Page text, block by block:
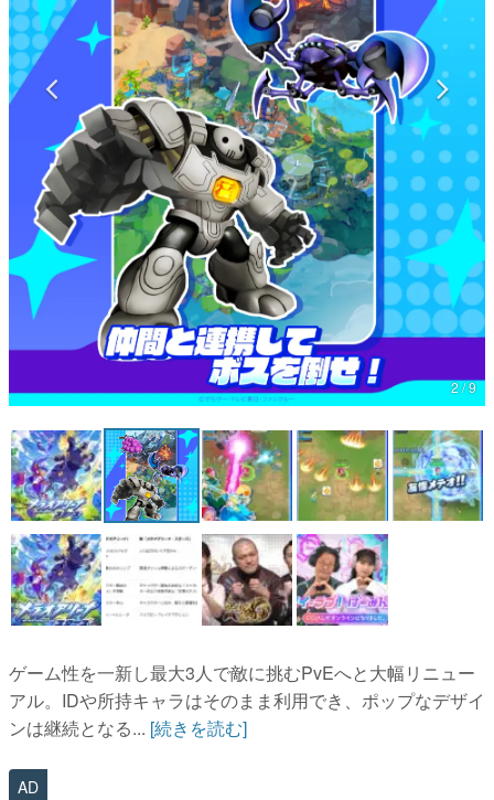
マンガ
アプリレビュー
その他
電ファミニコゲーマーとは？
運営：株式会社マレ
2 / 9
ゲーム性を一新し最大3人で敵に挑むPvEへと大幅リニュー
アル。IDや所持キャラはそのまま利用でき、ポップなデザイ
ンは継続となる... [続きを読む]
AD